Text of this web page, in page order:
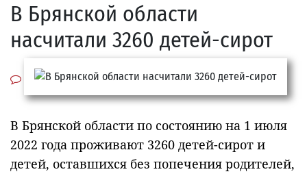
В Брянской области
насчитали 3260 детей-сирот
В Брянской области по состоянию на 1 июля
2022 года проживают 3260 детей-сирот и
детей, оставшихся без попечения родителей,